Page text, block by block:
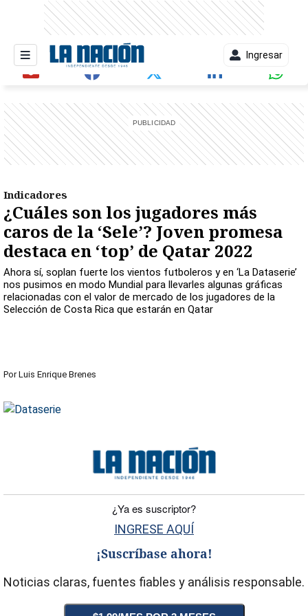
Ingresar
Indicadores
¿Cuáles son los jugadores más
caros de la ‘Sele’? Joven promesa
destaca en ‘top’ de Qatar 2022
Ahora sí, soplan fuerte los vientos futboleros y en ‘La Dataserie’
nos pusimos en modo Mundial para llevarles algunas gráficas
relacionadas con el valor de mercado de los jugadores de la
Selección de Costa Rica que estarán en Qatar
Por Luis Enrique Brenes